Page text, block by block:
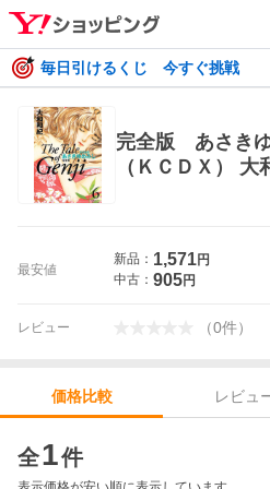
毎日引けるくじ 今すぐ挑戦
完全版 あさ
（ＫＣＤＸ）
最安値
新品： 1,571円
中古： 905円
レビュー （0件）
価格比較 レビュ
全1件